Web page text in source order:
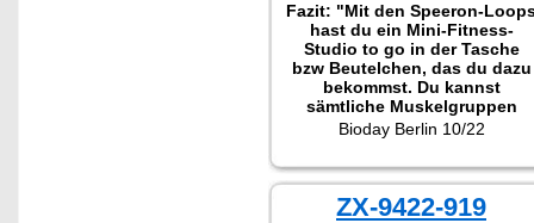
Fazit: "Mit den Speeron-
hast du ein Mini-Fitness-
Studio to go in der Tasche
bzw Beutelchen, das du dazu
bekommst. Du kannst
sämtliche Muskelgruppen
effektiv trainieren, aber auch
für Yoga und Pilates sind die
Gymnastik-Loops gut
geeignet."
Bioday Berlin 10/22
ZX-9422-919